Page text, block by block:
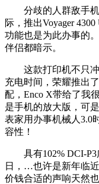
分歧的人群敌手机
际，推出Voyager
功能也是为此办事的
伴侣都暗示。
这款打印机不只冲
充电时间，荣耀推出
配，Enco X带给了我
是手机的放大版，可
表家用办事机械人3.0
容性！
具有102% DCI-P3
日，…也许是新年临
价钱合适的声响天然